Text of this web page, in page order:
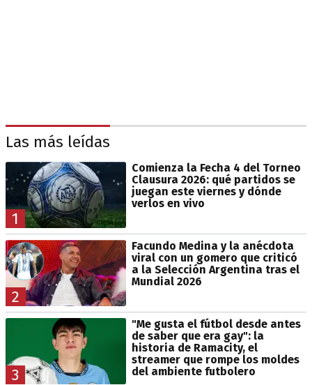
Las más leídas
1
Comienza la Fecha 4 del Torneo
Clausura 2026: qué partidos se
juegan este viernes y dónde
verlos en vivo
2
Facundo Medina y la anécdota
viral con un gomero que criticó
a la Selección Argentina tras el
Mundial 2026
3
"Me gusta el fútbol desde antes
de saber que era gay": la
historia de Ramacity, el
streamer que rompe los moldes
del ambiente futbolero